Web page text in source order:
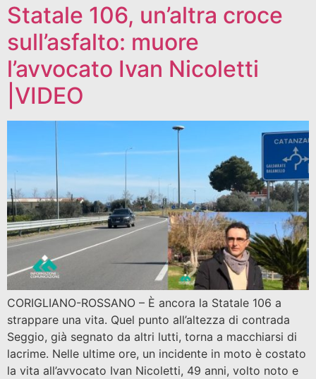
Statale 106, un’altra croce
sull’asfalto: muore
l’avvocato Ivan Nicoletti
|VIDEO
CORIGLIANO-ROSSANO – È ancora la Statale 106 a
strappare una vita. Quel punto all’altezza di contrada
Seggio, già segnato da altri lutti, torna a macchiarsi di
lacrime. Nelle ultime ore, un incidente in moto è costato
la vita all’avvocato Ivan Nicoletti, 49 anni, volto noto e